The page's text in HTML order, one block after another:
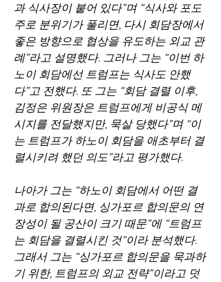
과 식사장이 붙어 있다”며 “식사와 포도
주로 분위기가 풀리면, 다시 회담장에서
좋은 방향으로 협상을 유도하는 외교 관
례”라고 설명했다. 그러나 그는 “이번 하
노이 회담에선 트럼프는 식사도 안했
다”고 전했다. 또 그는 “회담 결렬 이후,
김정은 위원장은 트럼프에게 비공식 메
시지를 전달했지만, 묵살 당했다”며 “이
는 트럼프가 하노이 회담을 애초부터 결
렬시키려 했던 의도”라고 평가했다.
나아가 그는 “하노이 회담에서 어떤 결
과로 합의된다면, 싱가포르 합의문의 연
장성이 될 공산이 크기 때문”에 “트럼프
는 회담을 결렬시킨 것”이라 분석했다.
그래서 그는 “싱가포르 합의문을 묵과하
기 위한, 트럼프의 외교 전략”이라고 덧